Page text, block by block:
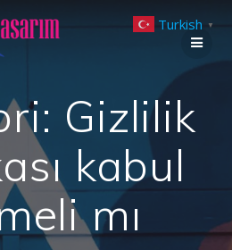
to
Gizlilik
kabul
mı
Turkish ▼